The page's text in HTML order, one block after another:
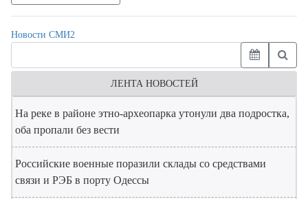
Новости СМИ2
ЛЕНТА НОВОСТЕЙ
На реке в районе этно-археопарка утонули два подростка,
оба пропали без вести
Российские военные поразили склады со средствами
связи и РЭБ в порту Одессы